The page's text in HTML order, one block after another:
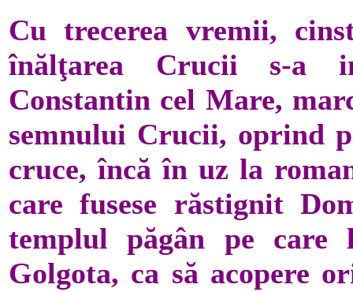
Cu trecerea vremii,
înălţarea Crucii s-a
Constantin cel Mare,
semnului Crucii, oprind
cruce, încă în uz la
care fusese răstignit
templul păgân pe
Golgota, ca să acopere